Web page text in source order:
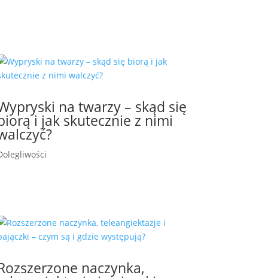
na twarzy – skąd się
i jak skutecznie z nimi
naczynka,